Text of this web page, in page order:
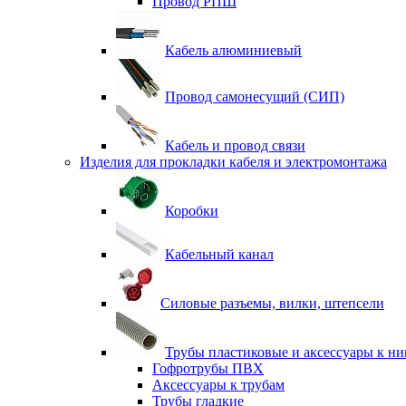
Кабель алюминиевый
Провод самонесущий (СИП)
Кабель и провод связи
Изделия для прокладки кабеля и электромонтажа
Коробки
Кабельный канал
Силовые разъемы, вилки, штепсели
Трубы пластиковые и аксессуары к
Гофротрубы ПВХ
Аксессуары к трубам
Трубы гладкие